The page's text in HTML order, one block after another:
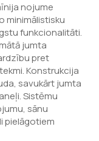
nojume
minimālistisku
funkcionalitāti.
jumta
pret
Konstrukcija
savukārt jumta
Sistēmu
sānu
pielāgotiem